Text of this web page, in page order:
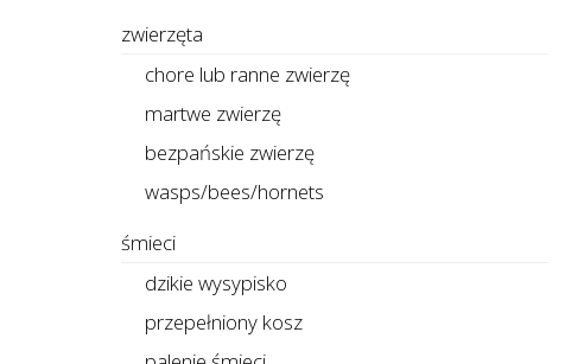
zwierzęta
chore lub ranne zwierzę
martwe zwierzę
bezpańskie zwierzę
wasps/bees/hornets
śmieci
dzikie wysypisko
przepełniony kosz